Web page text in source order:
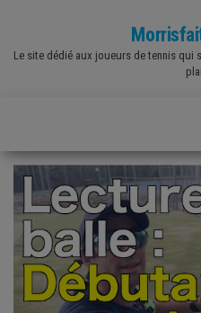
theLe site dédié aux joueurs de tennis qui